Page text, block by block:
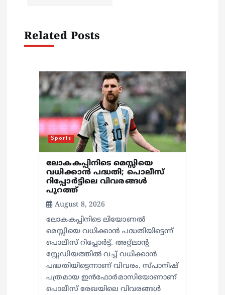
g
Related Posts
Sports
ലോകകപ്പിനിടെ മെസ്സിയെ
വധിക്കാൻ പദ്ധതി; പൊലീസ്
റിപ്പോർട്ടിലെ വിവരങ്ങൾ
പുറത്ത്
August 8, 2026
ലോകകപ്പിനിടെ ലിയോണൽ
മെസ്സിയെ വധിക്കാൻ പദ്ധതിയിട്ടെന്ന്
പൊലീസ് റിപ്പോർട്ട്. അറ്റ്‌ലാന്റ
സ്റ്റേഡിയത്തിൽ വച്ച് വധിക്കാൻ
പദ്ധതിയിട്ടെന്നാണ് വിവരം. സ്പാനിഷ്
പത്രമായ ഇൻഫോർമാസിയോണാണ്
പൊലീസ് രേഖയിലെ വിവരങ്ങൾ